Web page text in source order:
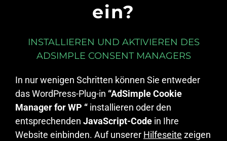
ein?
INSTALLIEREN UND AKTIVIEREN DES
ADSIMPLE CONSENT MANAGERS
In nur wenigen Schritten können Sie entweder
das WordPress-Plug-in “AdSimple Cookie
Manager for WP “ installieren oder den
entsprechenden JavaScript-Code in Ihre
Website einbinden. Auf unserer Hilfeseite zeigen